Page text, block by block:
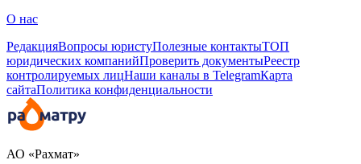
О нас
РедакцияВопросы юристуПолезные контактыТОП
юридических компанийПроверить документыРеестр
контролируемых лицНаши каналы в TelegramКарта
сайтаПолитика конфиденциальности
АО «Рахмат»